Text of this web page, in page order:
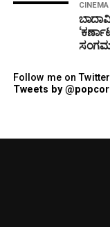
Follow me on Twitter
Tweets by